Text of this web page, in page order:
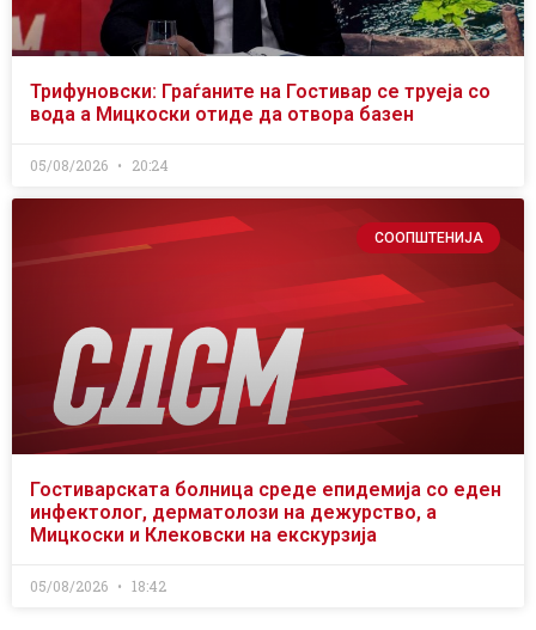
Трифуновски: Граѓаните на Гостивар се труеја со
вода а Мицкоски отиде да отвора базен
05/08/2026 20:24
СООПШТЕНИЈА
Гостиварската болница среде епидемија со еден
инфектолог, дерматолози на дежурство, а
Мицкоски и Клековски на екскурзија
05/08/2026 18:42